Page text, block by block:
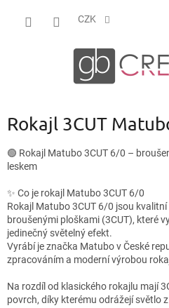
CZK
Rokajl 3CUT
🟢 Rokajl Matubo 3CUT 6/0 –
leskem
✨ Co je rokajl Matubo 3CUT 6/0
Rokajl Matubo 3CUT 6/0 jsou
broušenými ploškami (3CUT), které
jedinečný světelný efekt.
Vyrábí je značka Matubo v České
zpracováním a moderní výrobou
Na rozdíl od klasického rokajlu mají
povrch, díky kterému odrážejí světlo